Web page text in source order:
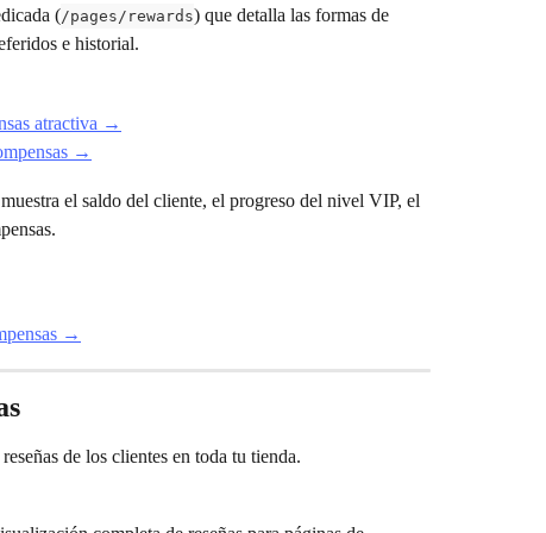
(/pages/rewards) que detalla las formas de
e historial.
atractiva →
→
el saldo del cliente, el progreso del nivel VIP, el
→
de los clientes en toda tu tienda.